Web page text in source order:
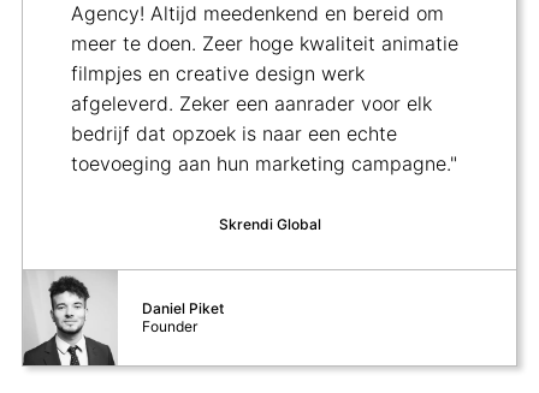
Agency! Altijd meedenkend en bereid om
meer te doen. Zeer hoge kwaliteit animatie
filmpjes en creative design werk
afgeleverd. Zeker een aanrader voor elk
bedrijf dat opzoek is naar een echte
toevoeging aan hun marketing campagne."
Skrendi Global
Daniel Piket
Founder